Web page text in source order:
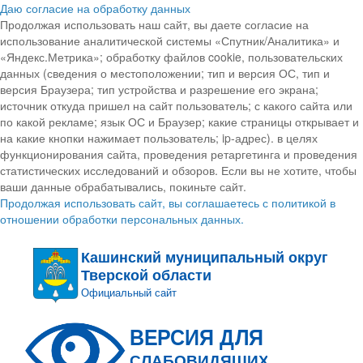
Даю согласие на обработку данных
Продолжая использовать наш сайт, вы даете согласие на
использование аналитической системы «Спутник/Аналитика» и
«Яндекс.Метрика»; обработку файлов cookie, пользовательских
данных (сведения о местоположении; тип и версия ОС, тип и
версия Браузера; тип устройства и разрешение его экрана;
источник откуда пришел на сайт пользователь; с какого сайта или
по какой рекламе; язык ОС и Браузер; какие страницы открывает и
на какие кнопки нажимает пользователь; ip-адрес). в целях
функционирования сайта, проведения ретаргетинга и проведения
статистических исследований и обзоров. Если вы не хотите, чтобы
ваши данные обрабатывались, покиньте сайт.
Продолжая использовать сайт, вы соглашаетесь с политикой в
отношении обработки персональных данных.